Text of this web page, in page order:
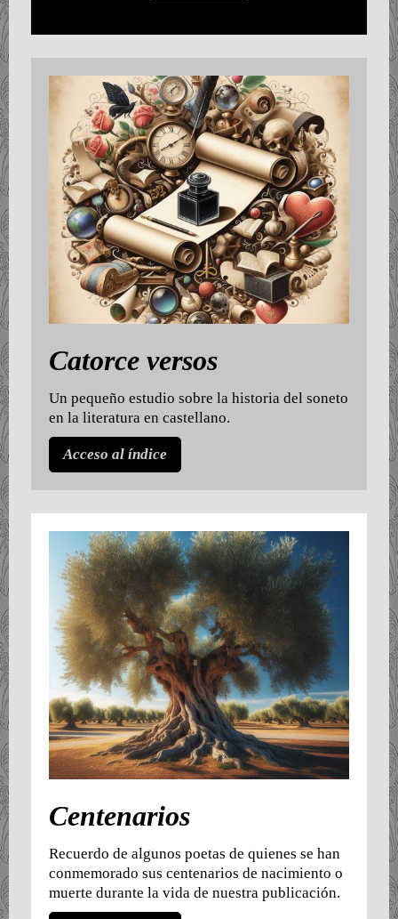
Catorce versos
Un pequeño estudio sobre la historia del soneto
en la literatura en castellano.
Acceso al índice
Centenarios
Recuerdo de algunos poetas de quienes se han
conmemorado sus centenarios de nacimiento o
muerte durante la vida de nuestra publicación.